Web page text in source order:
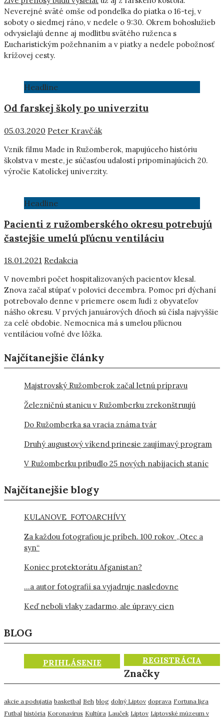
Neverejné sväté omše od pondelka do piatka o 16-tej, v
soboty o siedmej ráno, v nedele o 9:30. Okrem bohoslužieb
odvysielajú denne aj modlitbu svätého ruženca s
Eucharistickým požehnaním a v piatky a nedele pobožnosť
krížovej cesty.
Headline
Od farskej školy po univerzitu
05.03.2020 Peter Kravčák
Vznik filmu Made in Ružomberok, mapujúceho históriu
školstva v meste, je súčasťou udalostí pripomínajúcich 20.
výročie Katolíckej univerzity.
Headline
Pacienti z ružomberského okresu potrebujú
častejšie umelú pľúcnu ventiláciu
18.01.2021 Redakcia
V novembri počet hospitalizovaných pacientov klesal.
Znova začal stúpať v polovici decembra. Pomoc pri dýchaní
potrebovalo denne v priemere osem ľudí z obyvateľov
nášho okresu. V prvých januárových dňoch sú čísla najvyššie
za celé obdobie. Nemocnica má s umelou pľúcnou
ventiláciou voľné dve lôžka.
Najčítanejšie články
Majstrovský Ružomberok začal letnú prípravu
Železničnú stanicu v Ružomberku zrekonštruujú
Do Ružomberka sa vracia známa tvár
Druhý augustový víkend prinesie zaujímavý program
V Ružomberku pribudlo 25 nových nabíjacích staníc
Najčítanejšie blogy
KULANOVE FOTOARCHÍVY
Za každou fotografiou je príbeh. 100 rokov „Otec a
syn“
Koniec protektorátu Afganistan?
…a autor fotografií sa vyjadruje nasledovne
Keď neboli vlaky zadarmo, ale úpravy cien
BLOG
PRIHLÁSENIE REGISTRÁCIA
Značky
akcie a podujatia basketbal Beh blog dolný Liptov doprava Fortuna liga
Futbal história Koronavírus Kultúra Lauček Liptov Liptovské múzeum v